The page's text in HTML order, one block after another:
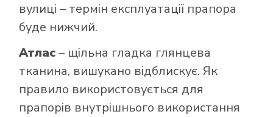
вулиці – термін експлуатації прапора
буде нижчий.
Атлас– щільна гладка глянцева
тканина, вишукано відблискує. Як
правило використовується для
прапорів внутрішнього використання